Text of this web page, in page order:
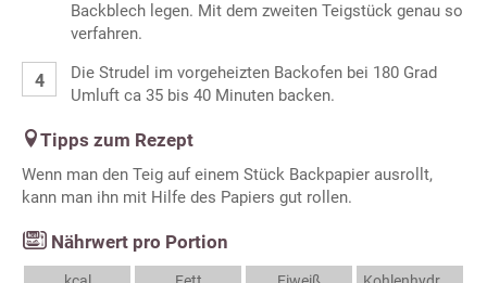
Backblech legen. Mit dem zweiten Teigstück genau so
verfahren.
Die Strudel im vorgeheizten Backofen bei 180 Grad
Umluft ca 35 bis 40 Minuten backen.
Tipps zum Rezept
Wenn man den Teig auf einem Stück Backpapier ausrollt,
kann man ihn mit Hilfe des Papiers gut rollen.
Nährwert pro Portion